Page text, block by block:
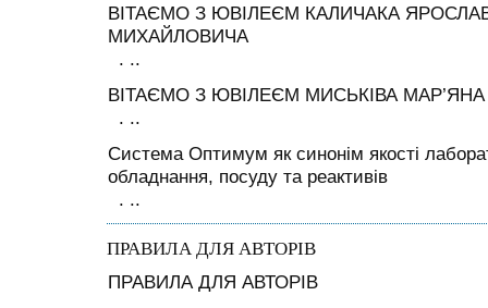
ВІТАЄМО З ЮВІЛЕЄМ КАЛИЧАКА
МИХАЙЛОВИЧА
. ..
ВІТАЄМО З ЮВІЛЕЄМ МИСЬКІВА
. ..
Система Оптимум як синонім якості
обладнання, посуду та реактивів
. ..
ПРАВИЛА ДЛЯ АВТОРІВ
ПРАВИЛА ДЛЯ АВТОРІВ